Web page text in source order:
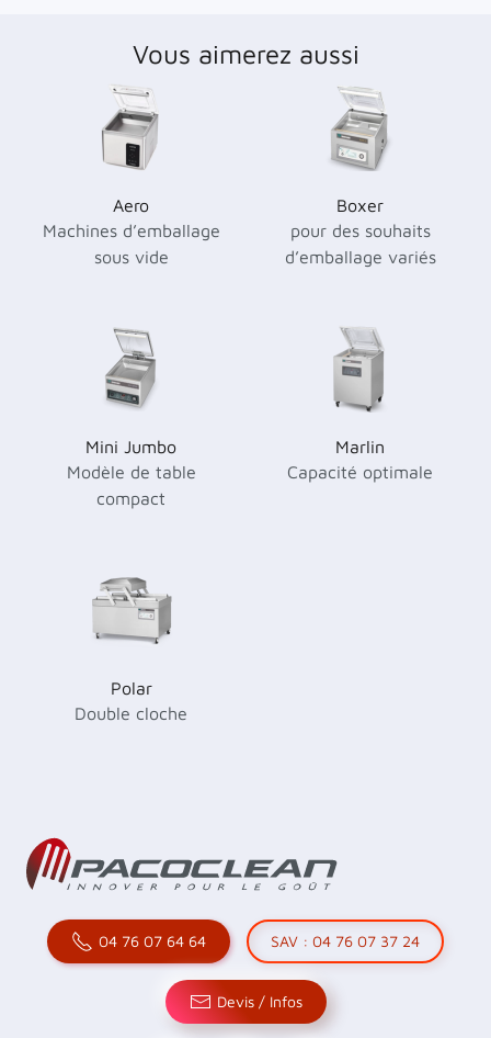
Vous aimerez aussi
Aero
Machines d’emballage
sous vide
Boxer
pour des souhaits
d’emballage variés
Mini Jumbo
Modèle de table
compact
Marlin
Capacité optimale
Polar
Double cloche
04 76 07 64 64 SAV : 04 76 07 37 24
Devis / Infos